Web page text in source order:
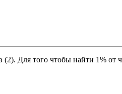
Для того чтобы найти 1% от